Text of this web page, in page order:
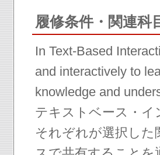
履修条件・関連科
In Text-Based
and interactively to
knowledge and
テキストベース・イ
それぞれが選択し